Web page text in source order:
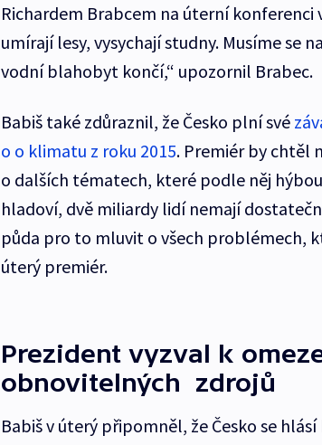
Richardem Brabcem na úterní konferenci
umírají lesy, vysychají studny. Musíme se
vodní blahobyt končí,“ upozornil Brabec.
Babiš také zdůraznil, že Česko plní své
o o klimatu z roku 2015. Premiér by chtěl
o dalších tématech, které podle něj
hladoví, dvě miliardy lidí nemají
půda pro to mluvit o všech problémech,
úterý premiér.
Prezident vyzval k
obnovitelných zdrojů
Babiš v úterý připomněl, že Česko se